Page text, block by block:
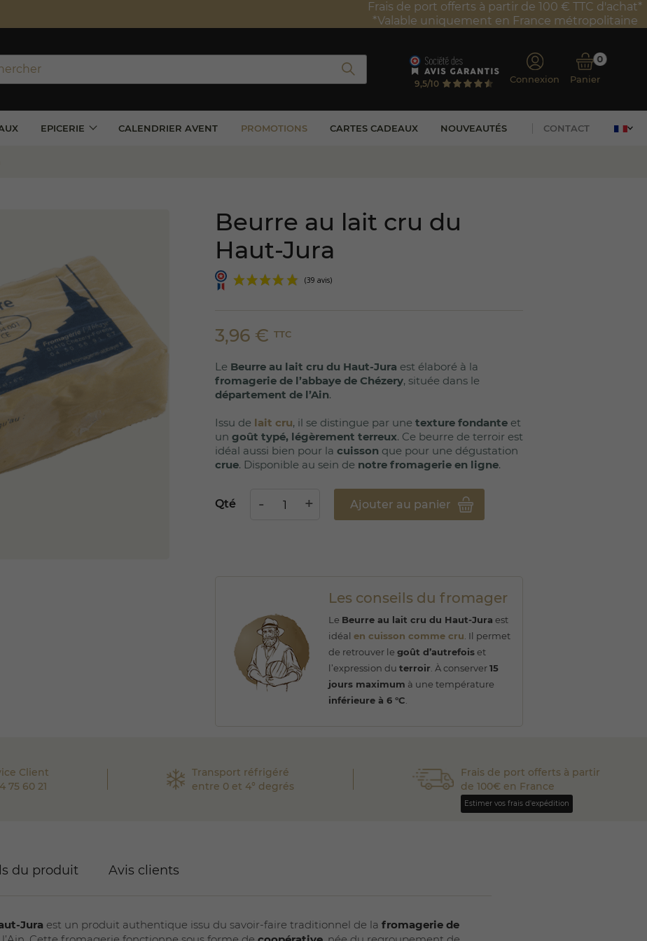
9,5/10 Connexion Panier
0
EPICERIE CALENDRIER AVENT PROMOTIONS CARTES CADEAUX NOUVEAUTÉS CONTACT
Client
75 60 21
Transport réfrigéré
entre 0 et 4° degrés
Frais de port offerts à partir
de 100€ en France
Estimer vos frais d'expédition
du produit Avis clients
Jura est un produit authentique issu du savoir-faire traditionnel de la fromagerie de
Beurre au lait cru du
Haut-Jura
3,96 € TTC
Le Beurre au lait cru du Haut-Jura est élaboré à la
fromagerie de l’abbaye de Chézery, située dans le
département de l’Ain.
Issu de lait cru, il se distingue par une texture fondante et
un goût typé, légèrement terreux. Ce beurre de terroir est
idéal aussi bien pour la cuisson que pour une dégustation
crue. Disponible au sein de notre fromagerie en ligne.
Qté Ajouter au panier
Les conseils du fromager
Le Beurre au lait cru du Haut-Jura est
idéal en cuisson comme cru . Il permet
de retrouver le goût d’autrefoiset
l’expression du terroir . À conserver15
jours maximum à une température
inférieure à 6 °C